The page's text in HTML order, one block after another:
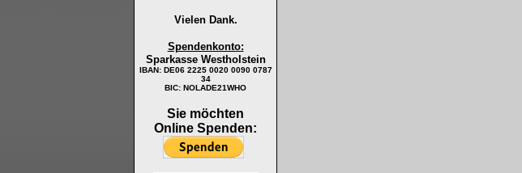
Vielen Dank.
Spendenkonto:
Sparkasse Westholstein
IBAN: DE06 2225 0020 0090 0787
34
BIC: NOLADE21WHO
Sie möchten
Online Spenden: